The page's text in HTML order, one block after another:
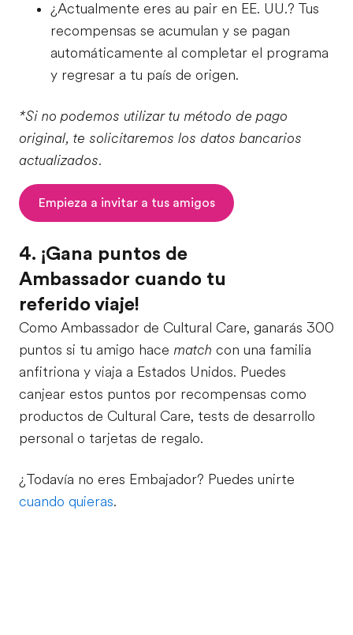
¿Actualmente eres au pair en EE. UU.? Tus
recompensas se acumulan y se pagan
automáticamente al completar el programa
y regresar a tu país de origen.
*Si no podemos utilizar tu método de pago
original, te solicitaremos los datos bancarios
actualizados.
Empieza a invitar a tus amigos
4. ¡Gana puntos de
Ambassador cuando tu
referido viaje!
Como Ambassador de Cultural Care, ganarás 300
puntos si tu amigo hace match con una familia
anfitriona y viaja a Estados Unidos. Puedes
canjear estos puntos por recompensas como
productos de Cultural Care, tests de desarrollo
personal o tarjetas de regalo.
¿Todavía no eres Embajador? Puedes unirte
cuando quieras.